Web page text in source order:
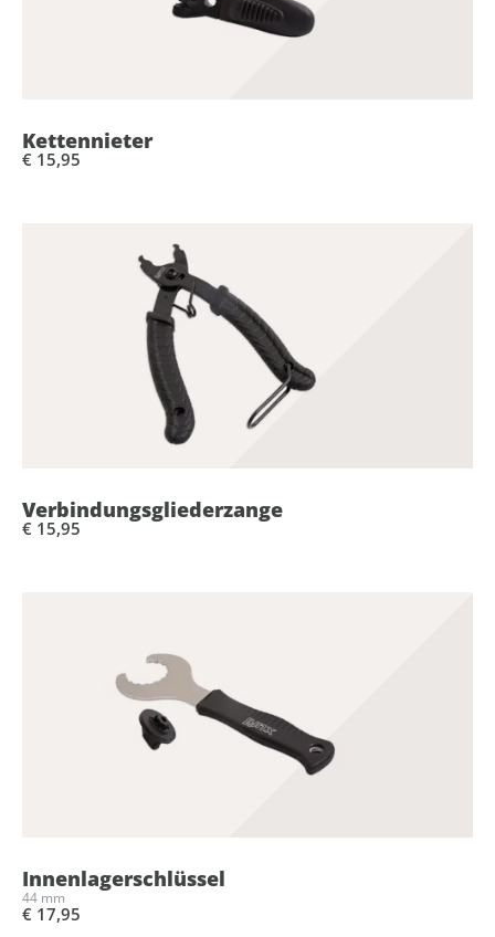
Kettennieter
€ 15,95
Verbindungsgliederzange
€ 15,95
Innenlagerschlüssel
44 mm
€ 17,95